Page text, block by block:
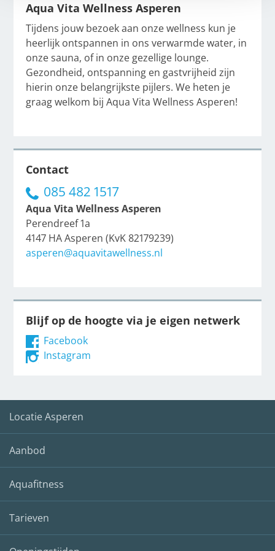
Aqua Vita Wellness Asperen
Tijdens jouw bezoek aan onze wellness kun je
heerlijk ontspannen in ons verwarmde water, in
onze sauna, of in onze gezellige lounge.
Gezondheid, ontspanning en gastvrijheid zijn
hierin onze belangrijkste pijlers. We heten je
graag welkom bij Aqua Vita Wellness Asperen!
Contact
085 482 1517
Aqua Vita Wellness Asperen
Perendreef 1a
4147 HA Asperen (KvK 82179239)
asperen@aquavitawellness.nl
Blijf op de hoogte via je eigen netwerk
Facebook
Instagram
Locatie Asperen
Aanbod
Aquafitness
Tarieven